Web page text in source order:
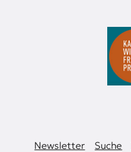
Newsletter Suche